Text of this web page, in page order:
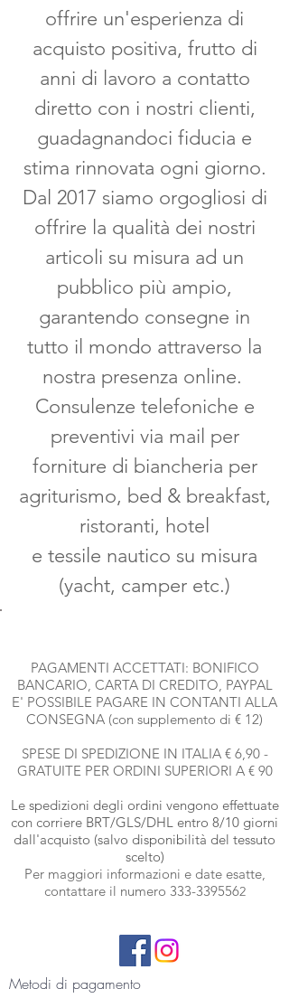
offrire un'esperienza di
acquisto positiva, frutto di
anni di lavoro a contatto
diretto con i nostri clienti,
guadagnandoci fiducia e
stima rinnovata ogni giorno.
Dal 2017 siamo orgogliosi di
offrire la qualità dei nostri
articoli su misura ad un
pubblico più ampio,
garantendo consegne in
tutto il mondo attraverso la
nostra presenza online.
Consulenze telefoniche e
preventivi via mail per
forniture di biancheria per
agriturismo, bed & breakfast,
ristoranti, hotel
e tessile nautico su misura
(yacht, camper etc.)
PAGAMENTI ACCETTATI: BONIFICO
BANCARIO, CARTA DI CREDITO, PAYPAL
E' POSSIBILE PAGARE IN CONTANTI ALLA
CONSEGNA (con supplemento di € 12)
SPESE DI SPEDIZIONE IN ITALIA € 6,90 -
GRATUITE PER ORDINI SUPERIORI A € 90
Le spedizioni degli ordini vengono effettuate
con corriere BRT/GLS/DHL entro 8/10 giorni
dall'acquisto (salvo disponibilità del tessuto
scelto)
Per maggiori informazioni e date esatte,
contattare il numero 333-3395562
Metodi di pagamento